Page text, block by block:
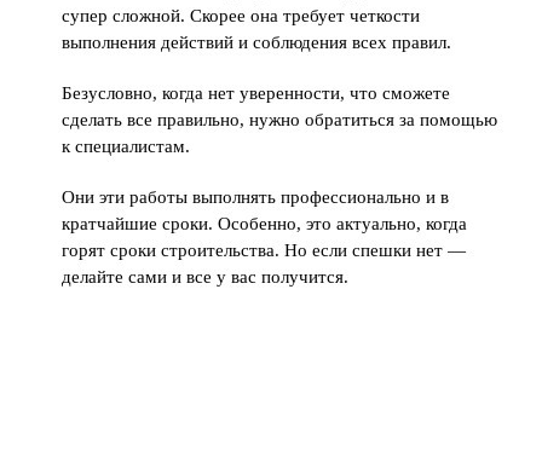
супер сложной. Скорее она требует четкости
выполнения действий и соблюдения всех правил.
Безусловно, когда нет уверенности, что сможете
сделать все правильно, нужно обратиться за помощью
к специалистам.
Они эти работы выполнять профессионально и в
кратчайшие сроки. Особенно, это актуально, когда
горят сроки строительства. Но если спешки нет —
делайте сами и все у вас получится.